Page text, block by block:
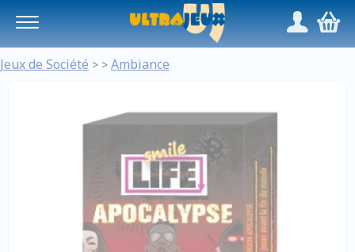
/,
Jeux de Société > > Ambiance